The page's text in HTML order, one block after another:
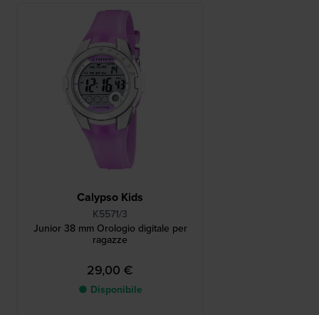
Calypso Kids
K5571/3
Junior 38 mm Orologio digitale per
ragazze
29,00 €
● Disponibile